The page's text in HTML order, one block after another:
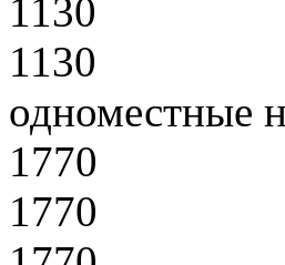
1130
1130
одноместные
1770
1770